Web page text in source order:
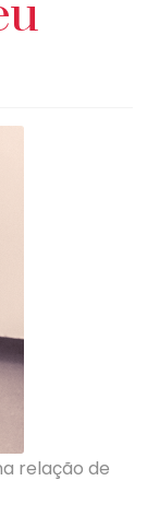
relação de